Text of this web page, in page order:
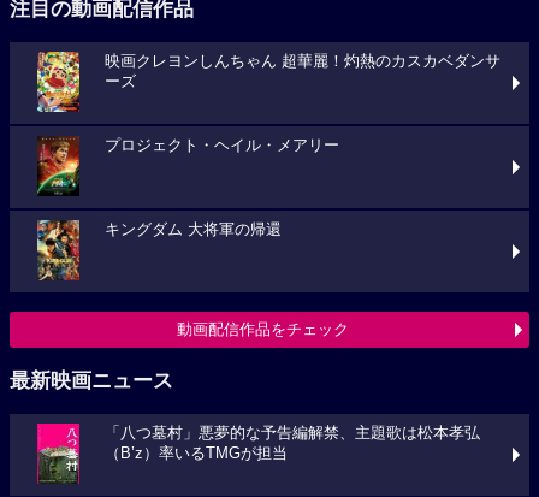
注目の動画配信作品
映画クレヨンしんちゃん 超華麗！灼熱のカスカベダンサ
ーズ
プロジェクト・ヘイル・メアリー
キングダム 大将軍の帰還
動画配信作品をチェック
最新映画ニュース
「八つ墓村」悪夢的な予告編解禁、主題歌は松本孝弘
（B’z）率いるTMGが担当